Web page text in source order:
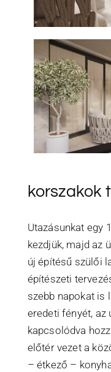
korszakok
Utazásunkat egy
kezdjük, majd az
új építésű szülői
építészeti
szebb napokat is
eredeti fényét, az
kapcsolódva
előtér vezet a
– étkező –